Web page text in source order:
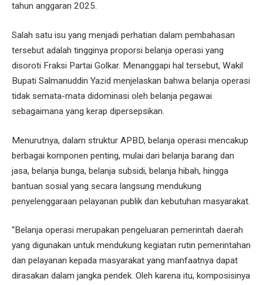
tahun anggaran 2025.
Salah satu isu yang menjadi perhatian dalam pembahasan
tersebut adalah tingginya proporsi belanja operasi yang
disoroti Fraksi Partai Golkar. Menanggapi hal tersebut, Wakil
Bupati Salmanuddin Yazid menjelaskan bahwa belanja operasi
tidak semata-mata didominasi oleh belanja pegawai
sebagaimana yang kerap dipersepsikan.
Menurutnya, dalam struktur APBD, belanja operasi mencakup
berbagai komponen penting, mulai dari belanja barang dan
jasa, belanja bunga, belanja subsidi, belanja hibah, hingga
bantuan sosial yang secara langsung mendukung
penyelenggaraan pelayanan publik dan kebutuhan masyarakat.
“Belanja operasi merupakan pengeluaran pemerintah daerah
yang digunakan untuk mendukung kegiatan rutin pemerintahan
dan pelayanan kepada masyarakat yang manfaatnya dapat
dirasakan dalam jangka pendek. Oleh karena itu, komposisinya